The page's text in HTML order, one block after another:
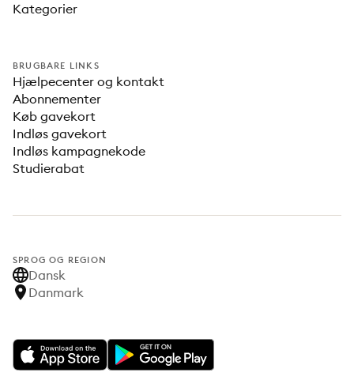
Kategorier
BRUGBARE LINKS
Hjælpecenter og kontakt
Abonnementer
Køb gavekort
Indløs gavekort
Indløs kampagnekode
Studierabat
SPROG OG REGION
Dansk
Danmark